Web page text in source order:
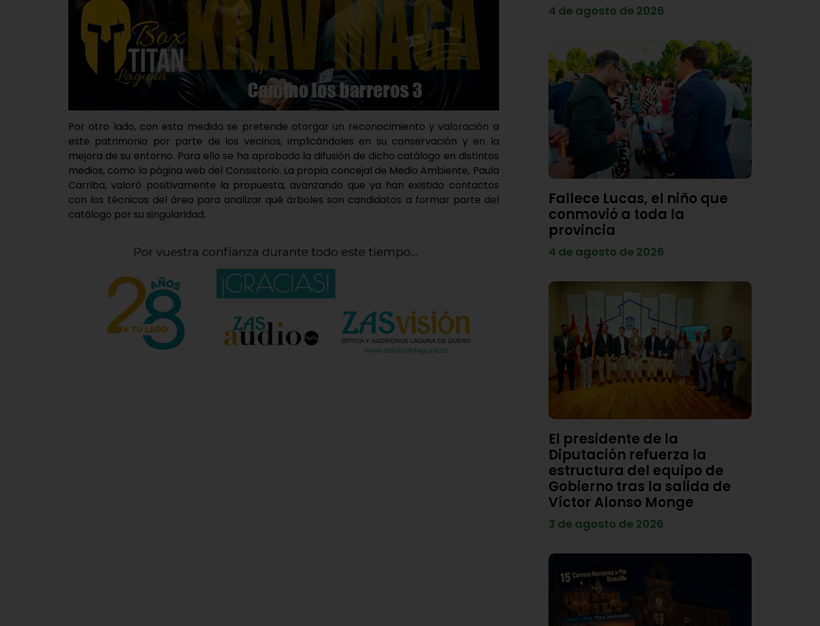
Por otro lado, con esta medida se pretende otorgar un reconocimiento y valoración a
este patrimonio por parte de los vecinos, implicándoles en su conservación y en la
mejora de su entorno. Para ello se ha aprobado la difusión de dicho catálogo en distintos
medios, como la página web del Consistorio. La propia concejal de Medio Ambiente, Paula
Carriba, valoró positivamente la propuesta, avanzando que ya han existido contactos
con los técnicos del área para analizar qué árboles son candidatos a formar parte del
catálogo por su singularidad.
4 de agosto de 2026
Fallece Lucas, el niño que
conmovió a toda la
provincia
4 de agosto de 2026
El presidente de la
Diputación refuerza la
estructura del equipo de
Gobierno tras la salida de
Víctor Alonso Monge
3 de agosto de 2026